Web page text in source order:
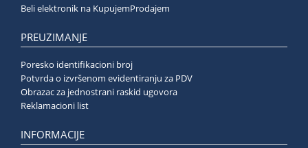
Beli elektronik na KupujemProdajem
PREUZIMANJE
Poresko identifikacioni broj
Potvrda o izvršenom evidentiranju za PDV
Obrazac za jednostrani raskid ugovora
Reklamacioni list
INFORMACIJE